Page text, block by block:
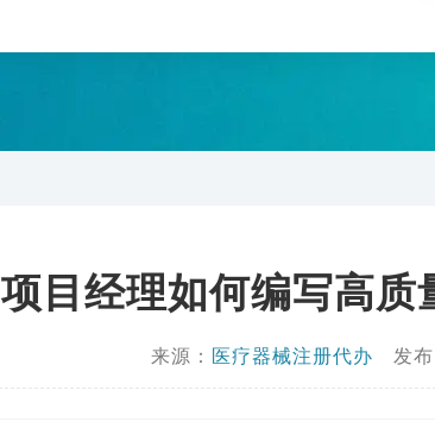
项目经理如何编写高质
来源： 医疗器械注册代办 发布